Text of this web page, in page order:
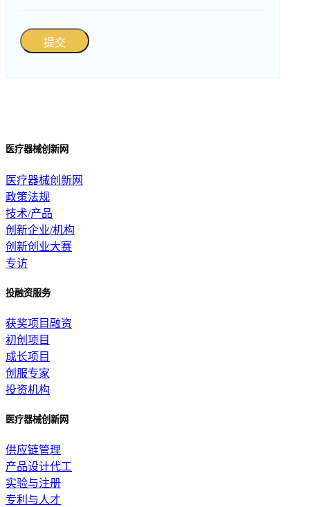
提交
医疗器械创新网
医疗器械创新网
政策法规
技术/产品
创新企业/机构
创新创业大赛
专访
投融资服务
获奖项目融资
初创项目
成长项目
创服专家
投资机构
医疗器械创新网
供应链管理
产品设计代工
实验与注册
专利与人才